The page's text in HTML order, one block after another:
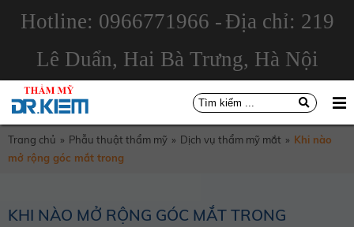
Hotline: 0966771966 - Địa chỉ: 219
Lê Duẩn, Hai Bà Trưng, Hà Nội
Trang chủ » Phẫu thuật thẩm mỹ » Dịch vụ thẩm mỹ mắt » Khi nào
mở rộng góc mắt trong
KHI NÀO MỞ RỘNG GÓC MẮT TRONG